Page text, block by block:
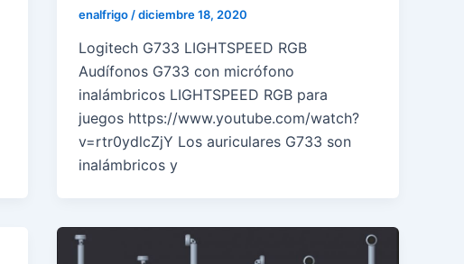
enalfrigo /diciembre 18, 2020
Logitech G733 LIGHTSPEED RGB
Audífonos G733 con micrófono
inalámbricos LIGHTSPEED RGB para
juegos https://www.youtube.com/watch?
v=rtr0ydlcZjY Los auriculares G733 son
inalámbricos y